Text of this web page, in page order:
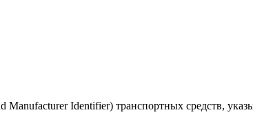
Identifier) транспортных средств,